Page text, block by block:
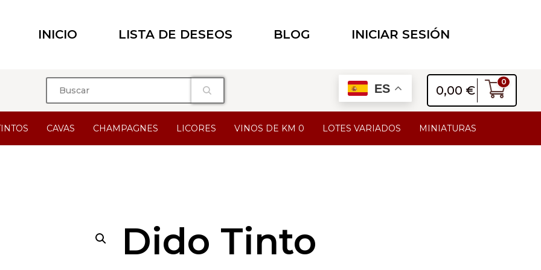
INICIO LISTA DE DESEOS BLOG INICIAR SESIÓN
ES 0,00 €
0
CAVAS CHAMPAGNES LICORES VINOS DE KM 0 LOTES VARIADOS MINIATURAS
Dido Tinto